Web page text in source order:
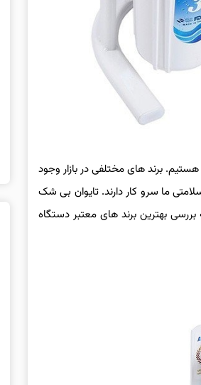
برند های مختلفی در بازار وجود
ما سرو کار دارند. تایوان بی شک
بهترین برند های معتبر دستگاه